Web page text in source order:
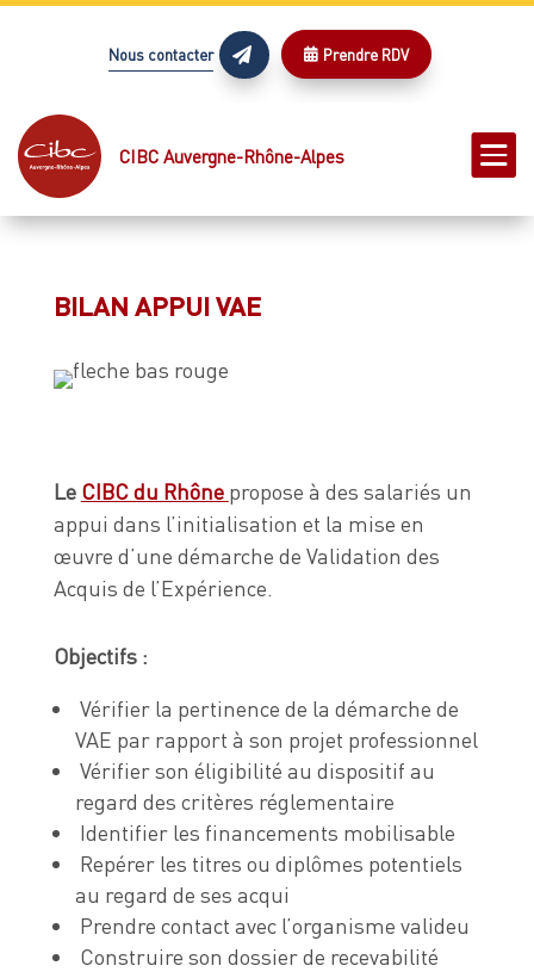
Nous contacter   Prendre RDV
CIBC Auvergne-Rhône-Alpes 
BILAN APPUI VAE
Le CIBC du Rhône propose à des salariés un
appui dans l’initialisation et la mise en
œuvre d’une démarche de Validation des
Acquis de l’Expérience.
Objectifs :
Vérifier la pertinence de la démarche de
VAE par rapport à son projet professionnel
Vérifier son éligibilité au dispositif au
regard des critères réglementaire
Identifier les financements mobilisable
Repérer les titres ou diplômes potentiels
au regard de ses acqui
Prendre contact avec l’organisme valideu
Construire son dossier de recevabilité